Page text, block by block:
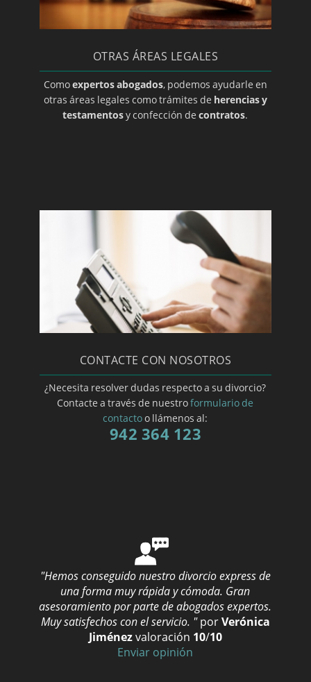
OTRAS ÁREAS LEGALES
Comoexpertos abogados, podemos ayudarle en
otras áreas legales como trámites de herencias y
testamentosy confección decontratos.
CONTACTE CON NOSOTROS
¿Necesita resolver dudas respecto a su divorcio?
Contacte a través de nuestroformulario de
contactoo llámenos al:
942 364 123
"Hemos conseguido nuestro divorcio express de
una forma muy rápida y cómoda. Gran
asesoramiento por parte de abogados expertos.
Muy satisfechos con el servicio. " porVerónica
Jiménezvaloración 10/10
Enviar opinión